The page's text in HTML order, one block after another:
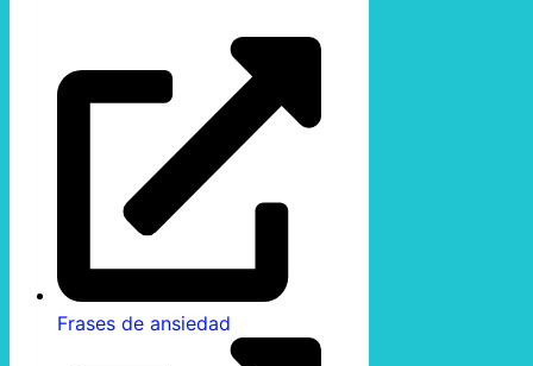
Frases de ansiedad